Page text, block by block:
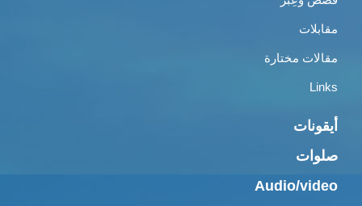
مقابلات
مقالات مختارة
Links
أيقونات
صلوات
Audio/video